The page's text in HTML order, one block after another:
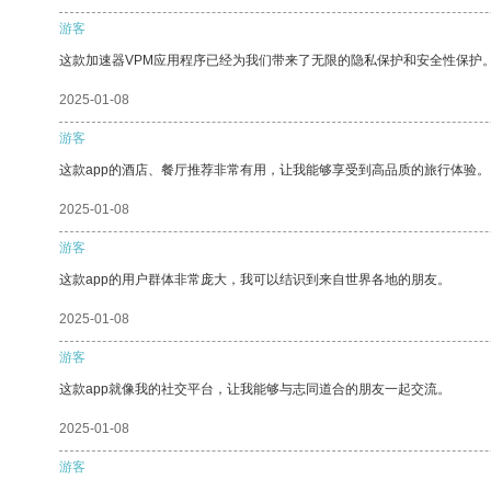
游客
这款加速器VPM应用程序已经为我们带来了无限的隐私保护和安全性保护
2025-01-08
游客
这款app的酒店、餐厅推荐非常有用，让我能够享受到高品质的旅行体验。
2025-01-08
游客
这款app的用户群体非常庞大，我可以结识到来自世界各地的朋友。
2025-01-08
游客
这款app就像我的社交平台，让我能够与志同道合的朋友一起交流。
2025-01-08
游客